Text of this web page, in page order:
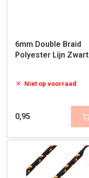
6mm Double Braid
Polyester Lijn Zwart
Niet op voorraad
0,95